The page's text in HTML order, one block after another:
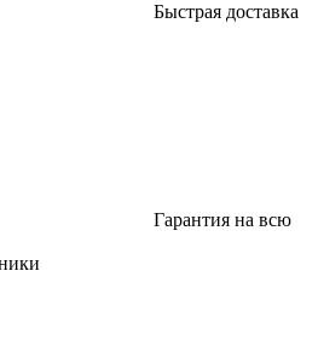
Быстрая доставка
Гарантия на всю